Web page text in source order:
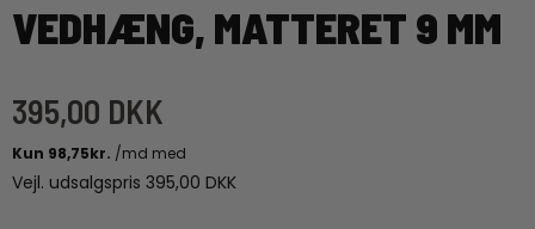
VEDHÆNG, MATTERET 9 MM
395,00 DKK
Vejl. udsalgspris 395,00 DKK